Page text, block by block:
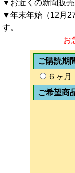
▼お近くの新聞販売
▼年末年始（12月
す。
お
ご購読期
６ヶ月
ご希望商